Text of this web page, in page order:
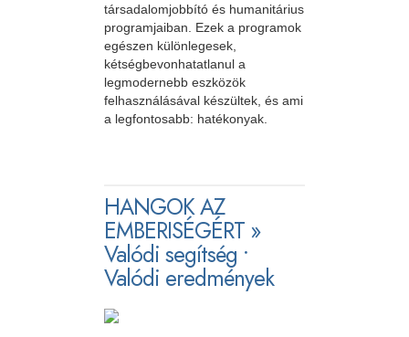
társadalomjobbító és humanitárius
programjaiban. Ezek a programok
egészen különlegesek,
kétségbevonhatatlanul a
legmodernebb eszközök
felhasználásával készültek, és ami
a legfontosabb: hatékonyak.
HANGOK AZ
EMBERISÉGÉRT »
Valódi segítség •
Valódi eredmények